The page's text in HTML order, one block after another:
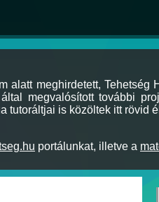
meghirdetett, Tehetség
megvalósított további
tutoráltjai is közöltek itt rövid
portálunkat, illetve a